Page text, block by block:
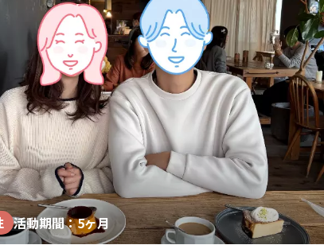
活動期間：5ヶ月